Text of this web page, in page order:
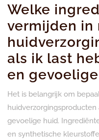
Welke
vermijden in
als ik last
en
Het is belangrijk om
gevoelige huid.
en synthetische